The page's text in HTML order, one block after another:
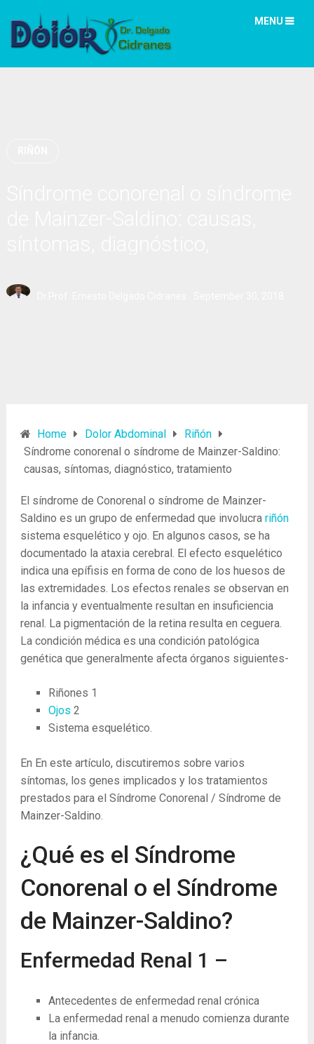
MENU
Home Dolor Abdominal
Riñón
Síndrome conorenal o síndrome de Mainzer-Saldino:
causas, síntomas, diagnóstico, tratamiento
El síndrome de Conorenal o síndrome de Mainzer-
Saldino es un grupo de enfermedad que involucra riñón
sistema esquelético y ojo. En algunos casos, se ha
documentado la ataxia cerebral. El efecto esquelético
indica una epífisis en forma de cono de los huesos de
las extremidades. Los efectos renales se observan en
la infancia y eventualmente resultan en insuficiencia
renal. La pigmentación de la retina resulta en ceguera.
La condición médica es una condición patológica
genética que generalmente afecta órganos siguientes-
Riñones 1
Ojos 2
Sistema esquelético.
En En este artículo, discutiremos sobre varios
síntomas, los genes implicados y los tratamientos
prestados para el Síndrome Conorenal / Síndrome de
Mainzer-Saldino.
¿Qué es el Síndrome
Conorenal o el Síndrome
de Mainzer-Saldino?
Enfermedad Renal 1 –
Antecedentes de enfermedad renal crónica
La enfermedad renal a menudo comienza durante
la infancia.